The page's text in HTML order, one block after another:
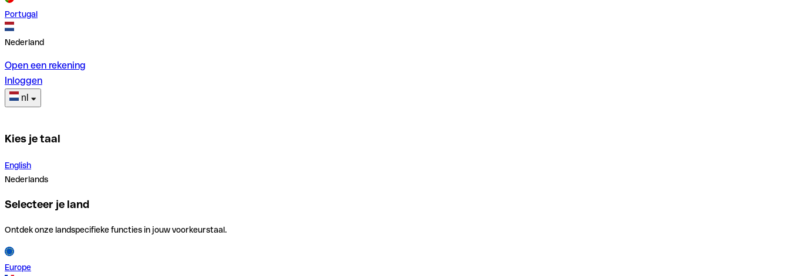
Portugal
Nederland
Open een rekening
Inloggen
nl
Kies je taal
English
Nederlands
Selecteer je land
Ontdek onze landspecifieke functies in jouw voorkeurstaal.
Europe